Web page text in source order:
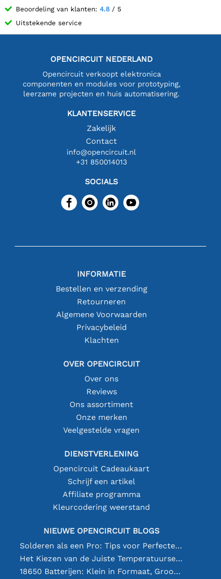
Beoordeling van klanten: 4.8 / 5
Uitstekende service
OPENCIRCUIT NEDERLAND
Opencircuit verkoopt elektronica
componenten en modules voor prototyping,
leerzame projecten en huis automatisering.
KLANTENSERVICE
Zakelijk
Contact
info@opencircuit.nl
+31 850014013
SOCIALS
INFORMATIE
Bestellen en verzending
Retourneren
Algemene Voorwaarden
Privacybeleid
Klachten
OVER OPENCIRCUIT
Over ons
Reviews
Ons assortiment
Onze merken
Veelgestelde vragen
DIENSTVERLENING
Opencircuit Cadeaukaart
Schrijf een artikel
Affiliate programma
Kleurcodering weerstand
NIEUWE OPENCIRCUIT BLOGS
Solderen als een Pro: Tips voor Perfecte Elektronische Verbindingen
Het Kiezen van de Juiste Temperatuursensor [youtube]
18650 Batterijen: Klein in Formaat, Groot in Prestatie